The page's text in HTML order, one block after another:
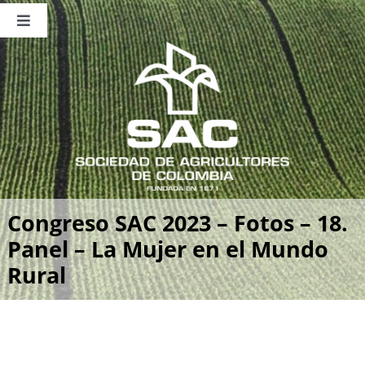
Saltar
contenido
Toggle
Navigation
Nosotros
Publicaciones
Sala de Prensa
Eventos
Congreso SAC 2023 – Fotos – 18.
Panel – La Mujer en el Mundo
Rural